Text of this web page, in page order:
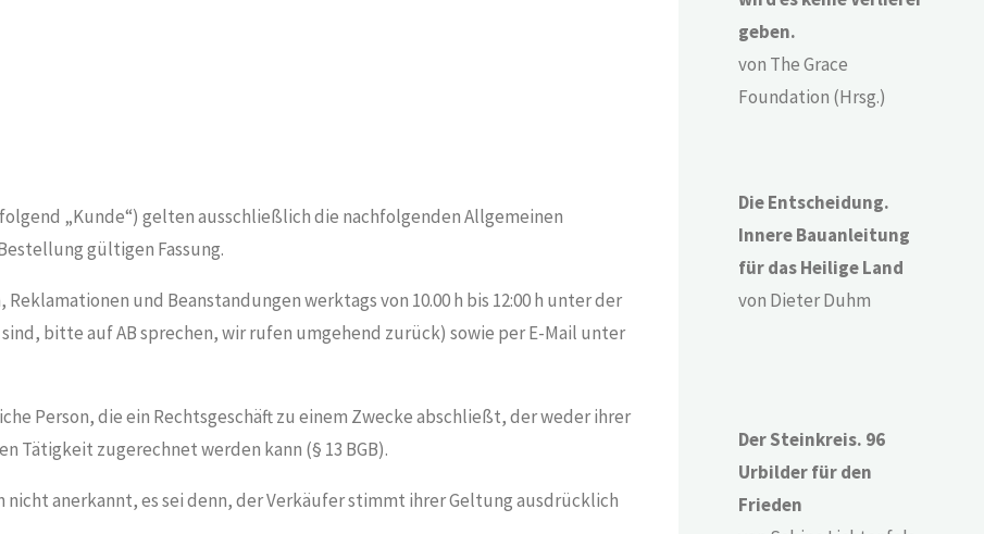
„Kunde“) gelten ausschließlich die nachfolgenden Allgemeinen
gültigen Fassung.
und Beanstandungen werktags von 10.00 h bis 12:00 h unter der
bitte auf AB sprechen, wir rufen umgehend zurück) sowie per E-Mail unter
Person, die ein Rechtsgeschäft zu einem Zwecke abschließt, der weder ihrer
Tätigkeit zugerechnet werden kann (§ 13 BGB).
nicht anerkannt, es sei denn, der Verkäufer stimmt ihrer Geltung ausdrücklich
geben.
von The Grace
Foundation (Hrsg.)
Die Entscheidung.
Innere Bauanleitung
für das Heilige Land
von Dieter Duhm
Der Steinkreis. 96
Urbilder für den
Frieden